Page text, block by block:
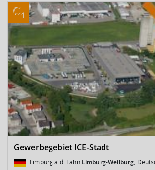
Gewerbegebiet ICE-Stadt
Limburg a.d. Lahn Limburg-Weilburg,